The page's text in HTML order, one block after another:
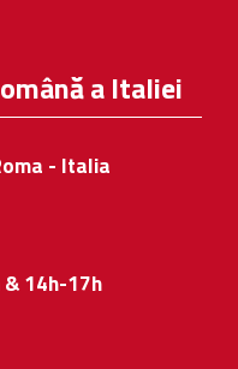
a Italiei
- Italia
14h-17h